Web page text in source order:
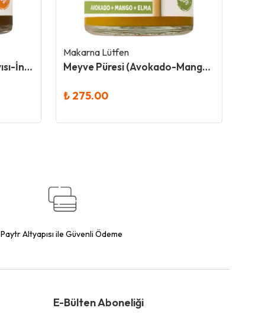
Meyve Püresi (Armut-Kayısı-İncir) 130Gr - Makarna Lütfen
Makarna Lütfen
Meyve Püresi (Avokado-Mango-Elma) 130Gr - Makarna Lütfen
₺ 275.00
Paytr Altyapısı ile Güvenli Ödeme
E-Bülten Aboneliği